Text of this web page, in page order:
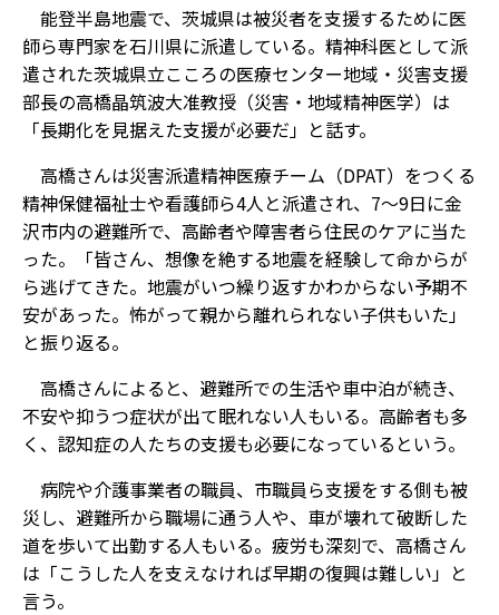
能登半島地震で、茨城県は被災者を支援するために医
師ら専門家を石川県に派遣している。精神科医として派
遣された茨城県立こころの医療センター地域・災害支援
部長の高橋晶筑波大准教授（災害・地域精神医学）は
「長期化を見据えた支援が必要だ」と話す。
高橋さんは災害派遣精神医療チーム（DPAT）をつくる
精神保健福祉士や看護師ら4人と派遣され、7～9日に金
沢市内の避難所で、高齢者や障害者ら住民のケアに当た
った。「皆さん、想像を絶する地震を経験して命からが
ら逃げてきた。地震がいつ繰り返すかわからない予期不
安があった。怖がって親から離れられない子供もいた」
と振り返る。
高橋さんによると、避難所での生活や車中泊が続き、
不安や抑うつ症状が出て眠れない人もいる。高齢者も多
く、認知症の人たちの支援も必要になっているという。
病院や介護事業者の職員、市職員ら支援をする側も被
災し、避難所から職場に通う人や、車が壊れて破断した
道を歩いて出勤する人もいる。疲労も深刻で、高橋さん
は「こうした人を支えなければ早期の復興は難しい」と
言う。